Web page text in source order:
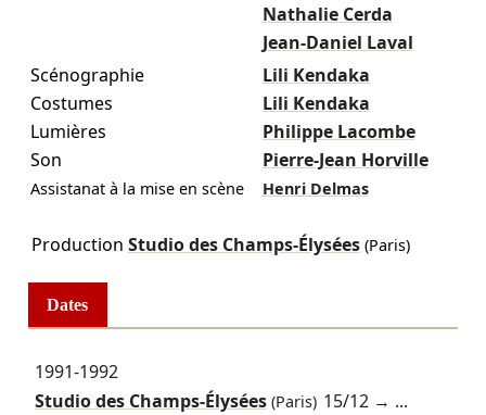
Nathalie Cerda
Jean-Daniel Laval
Scénographie
Lili Kendaka
Costumes
Lili Kendaka
Lumières
Philippe Lacombe
Son
Pierre-Jean Horville
Assistanat à la mise en scène Henri Delmas
Production Studio des Champs-Élysées(Paris)
Dates
1991-1992
Studio des Champs-Élysées(Paris) 15/12 → ...